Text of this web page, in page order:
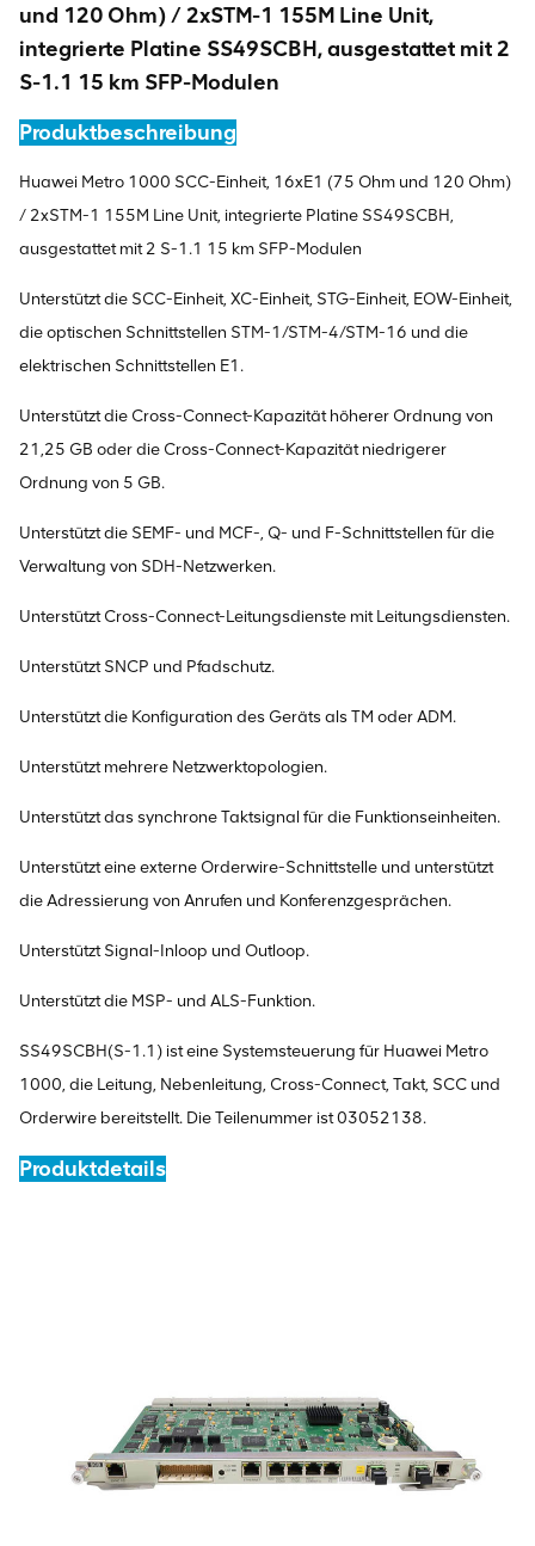
und 120 Ohm) / 2xSTM-1 155M Line Unit,
integrierte Platine SS49SCBH, ausgestattet mit 2
S-1.1 15 km SFP-Modulen
Produktbeschreibung
Huawei Metro 1000 SCC-Einheit, 16xE1 (75 Ohm und 120 Ohm)
/ 2xSTM-1 155M Line Unit, integrierte Platine SS49SCBH,
ausgestattet mit 2 S-1.1 15 km SFP-Modulen
Unterstützt die SCC-Einheit, XC-Einheit, STG-Einheit, EOW-Einheit,
die optischen Schnittstellen STM-1/STM-4/STM-16 und die
elektrischen Schnittstellen E1.
Unterstützt die Cross-Connect-Kapazität höherer Ordnung von
21,25 GB oder die Cross-Connect-Kapazität niedrigerer
Ordnung von 5 GB.
Unterstützt die SEMF- und MCF-, Q- und F-Schnittstellen für die
Verwaltung von SDH-Netzwerken.
Unterstützt Cross-Connect-Leitungsdienste mit Leitungsdiensten.
Unterstützt SNCP und Pfadschutz.
Unterstützt die Konfiguration des Geräts als TM oder ADM.
Unterstützt mehrere Netzwerktopologien.
Unterstützt das synchrone Taktsignal für die Funktionseinheiten.
Unterstützt eine externe Orderwire-Schnittstelle und unterstützt
die Adressierung von Anrufen und Konferenzgesprächen.
Unterstützt Signal-Inloop und Outloop.
Unterstützt die MSP- und ALS-Funktion.
SS49SCBH(S-1.1) ist eine Systemsteuerung für Huawei Metro
1000, die Leitung, Nebenleitung, Cross-Connect, Takt, SCC und
Orderwire bereitstellt. Die Teilenummer ist 03052138.
Produktdetails